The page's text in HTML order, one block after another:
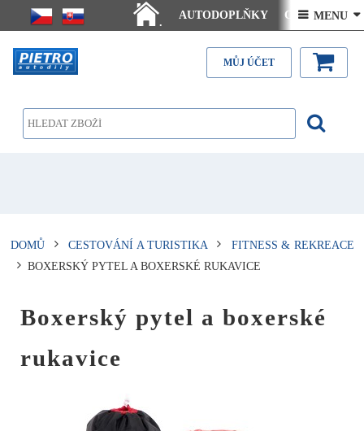
.
AUTODOPLŇKY Ceny doručení
Články - návody Kontakt
 MENU 
MŮJ ÚČET
DOMŮ CESTOVÁNÍ A TURISTIKA
FITNESS & REKREACE
BOXERSKÝ PYTEL A BOXERSKÉ RUKAVICE
Boxerský pytel a boxerské
rukavice